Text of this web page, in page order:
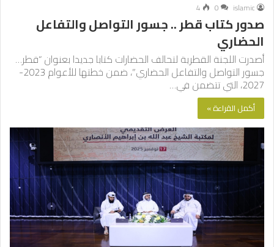
islamic
0
4
صدور كتاب قطر .. جسور التواصل والتفاعل
الحضاري
أصدرت اللجنة القطرية لتحالف الحضارات كتابا جديدا بعنوان “قطر…
جسور التواصل والتفاعل الحضاري”، ضمن خطتها للأعوام 2023-
2027، التي تتضمن في…
أكمل القراءة »